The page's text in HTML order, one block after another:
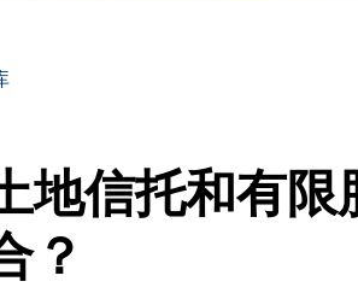
地信托和有
？